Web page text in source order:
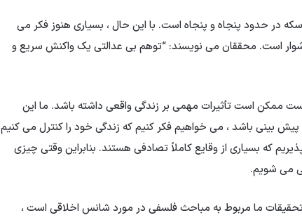
در حدود پنجاه و پنجاه است. با این حال ، بسیاری هنوز فکر می
دشوار است. محققان می نویسند: “توهم بی عدالتی یک واکنش سریع و
است تأثیرات مهمی بر زندگی واقعی داشته باشد. ما این
بینی باشد ، می خواهیم فکر کنیم که زندگی خود را کنترل می کنیم
که بسیاری از وقایع کاملاً تصادفی هستند. بنابراین وقتی چیزی
می شویم.
ما مربوط به مباحث فلسفی در مورد شانس اخلاقی است ،